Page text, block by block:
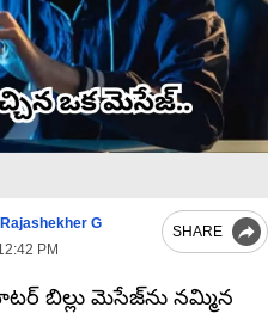
Rajashekher G
PM
SHARE
బిల్లు మెసేజ్‌ను నమ్మిన